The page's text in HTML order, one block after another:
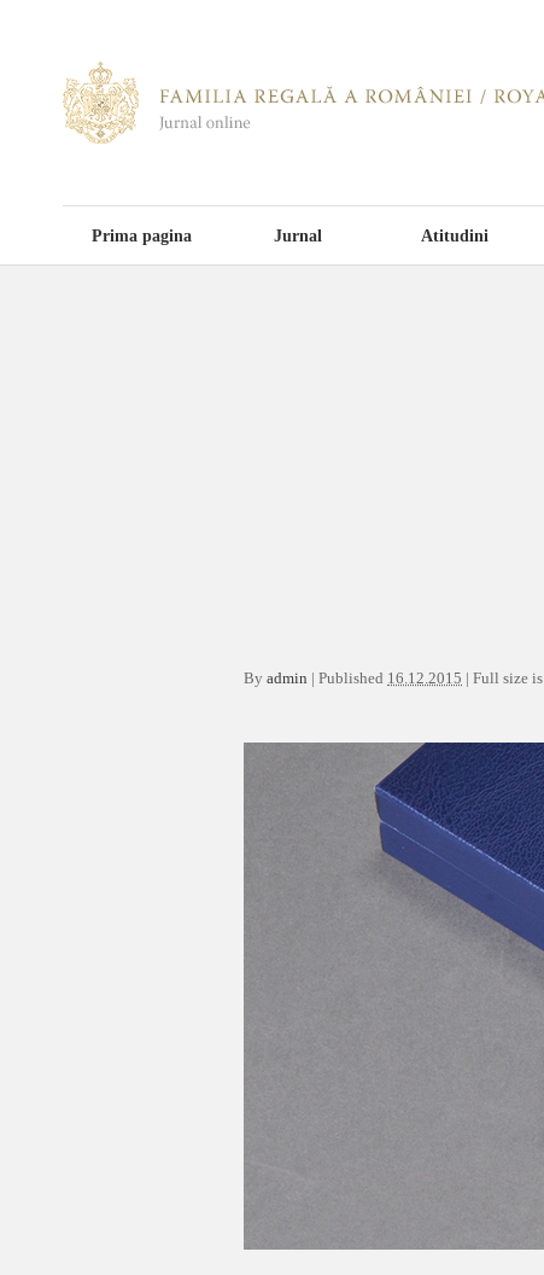
Prima pagina Jurnal Atitudini
By admin | Published 16.12.2015 | Full size is